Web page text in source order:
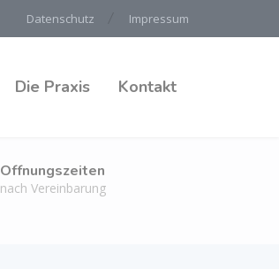
Datenschutz Impressum
Die Praxis Kontakt
Öffnungszeiten
nach Vereinbarung